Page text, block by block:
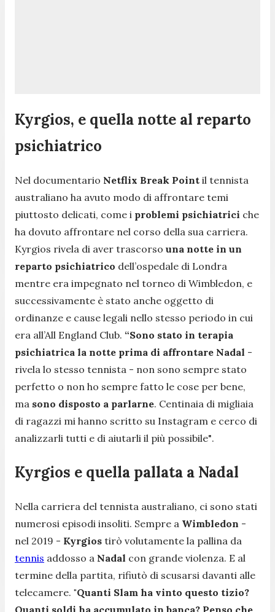
Kyrgios, e quella notte al reparto
psichiatrico
Nel documentario Netflix Break Point il tennista
australiano ha avuto modo di affrontare temi
piuttosto delicati, come i problemi psichiatrici che
ha dovuto affrontare nel corso della sua carriera.
Kyrgios rivela di aver trascorso una notte in un
reparto psichiatrico dell’ospedale di Londra
mentre era impegnato nel torneo di Wimbledon, e
successivamente è stato anche oggetto di
ordinanze e cause legali nello stesso periodo in cui
era all’All England Club. “Sono stato in terapia
psichiatrica la notte prima di affrontare Nadal -
rivela lo stesso tennista - non sono sempre stato
perfetto o non ho sempre fatto le cose per bene,
ma sono disposto a parlarne. Centinaia di migliaia
di ragazzi mi hanno scritto su Instagram e cerco di
analizzarli tutti e di aiutarli il più possibile".
Kyrgios e quella pallata a Nadal
Nella carriera del tennista australiano, ci sono stati
numerosi episodi insoliti. Sempre a Wimbledon -
nel 2019 - Kyrgios tirò volutamente la pallina da
tennis addosso a Nadal con grande violenza. E al
termine della partita, rifiutò di scusarsi davanti alle
telecamere. "Quanti Slam ha vinto questo tizio?
Quanti soldi ha accumulato in banca? Penso che